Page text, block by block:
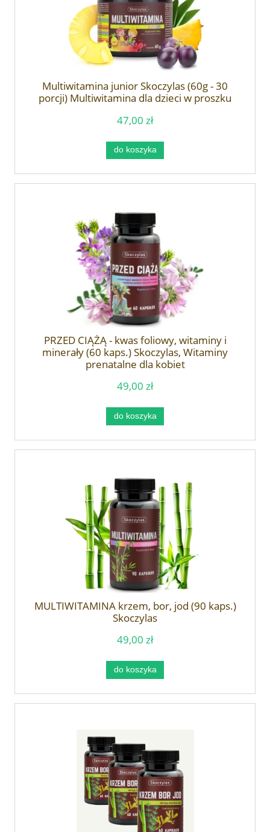
Multiwitamina junior Skoczylas (60g - 30
porcji) Multiwitamina dla dzieci w proszku
47,00 zł
do koszyka
PRZED CIĄŻĄ - kwas foliowy, witaminy i
minerały (60 kaps.) Skoczylas, Witaminy
prenatalne dla kobiet
49,00 zł
do koszyka
MULTIWITAMINA krzem, bor, jod (90 kaps.)
Skoczylas
49,00 zł
do koszyka